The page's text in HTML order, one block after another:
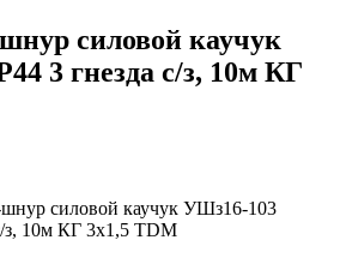
силовой каучук
3 гнезда с/з, 10м КГ